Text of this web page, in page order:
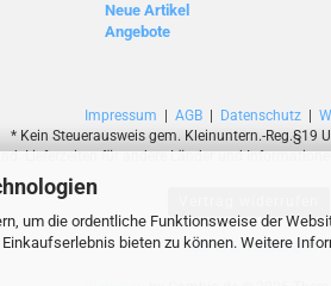
um die ordentliche Funktionsweise der
bieten zu können. Weitere
Neue Artikel
Angebote
Impressum | AGB | Datenschutz |
* Kein Steuerausweis gem. Kleinuntern.-Reg.§19
Lieferzeiten für andere Länder und
Cookie Einstellungen